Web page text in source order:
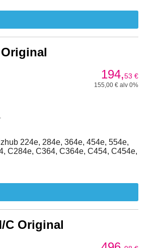
194,53 €
155,00 € alv 0%
224e, 284e, 364e, 454e, 554e,
C284e, C364, C364e, C454, C454e,
C Original